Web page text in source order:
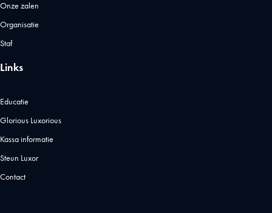
Onze zalen
Organisatie
Staf
Links
Educatie
Glorious Luxorious
Kassa informatie
Steun Luxor
Contact